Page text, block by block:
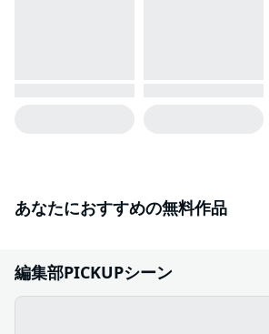
あなたにおすすめの無料作品
編集部PICKUPシーン